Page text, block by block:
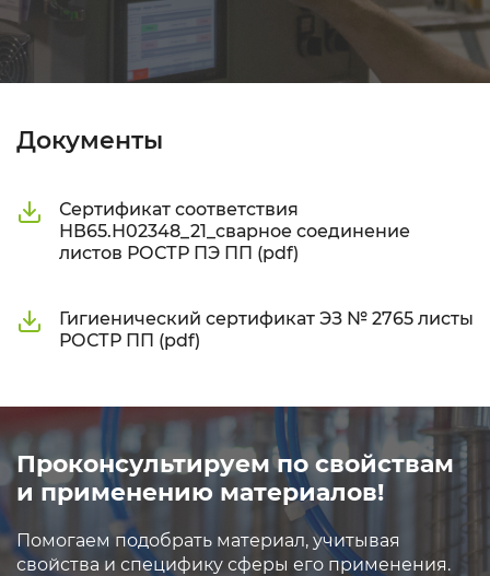
Документы
Сертификат соответствия
НВ65.Н02348_21_сварное соединение
листов РОСТР ПЭ ПП (pdf)
Гигиенический сертификат ЭЗ № 2765 листы
РОСТР ПП (pdf)
Проконсультируем по свойствам
и применению материалов!
Помогаем подобрать материал, учитывая
свойства и специфику сферы его применения.